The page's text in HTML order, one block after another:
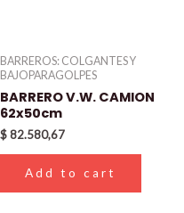
BARREROS: COLGANTES Y
BAJOPARAGOLPES
BARRERO V.W. CAMION
62x50cm
$82.580,67
Add to cart